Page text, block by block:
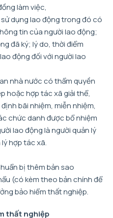
làm việc,
dụng lao động trong đó có
tin của người lao động;
đã ký; lý do, thời điểm
động đối với người lao
nhà nước có thẩm quyền
hoặc hợp tác xã giải thể,
bãi nhiệm, miễn nhiệm,
chức danh được bổ nhiệm
lao động là người quản lý
hợp tác xã.
bị thêm bản sao
(có kèm theo bản chính để
bảo hiểm thất nghiệp.
thất nghiệp